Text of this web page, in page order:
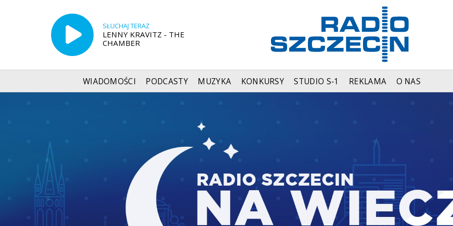
SŁUCHAJ TERAZ
LENNY KRAVITZ - THE
CHAMBER
WIADOMOŚCI PODCASTY MUZYKA KONKURSY STUDIO S-1 REKLAMA O NAS